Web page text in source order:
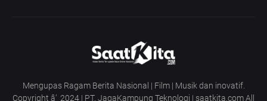
Mengupas Ragam Berita Nasional | Film | Musik dan inovatif.
Copyright â’¸ 2024 | PT. JagaKampung Teknologi | saatkita.com All